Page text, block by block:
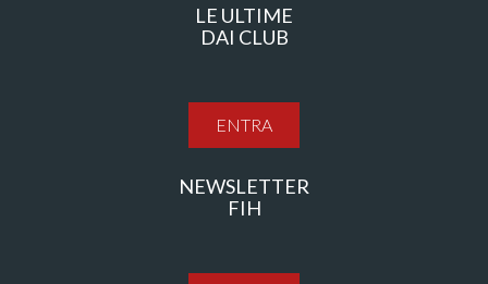
LE ULTIME
DAI CLUB
ENTRA
NEWSLETTER
FIH